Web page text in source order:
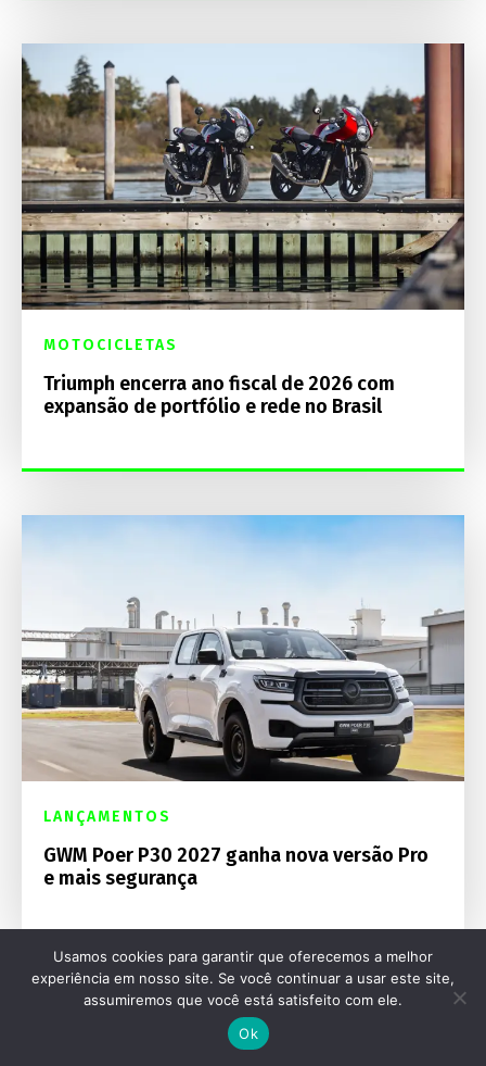
MOTOCICLETAS
Triumph encerra ano fiscal de 2026 com
expansão de portfólio e rede no Brasil
LANÇAMENTOS
GWM Poer P30 2027 ganha nova versão Pro
e mais segurança
Usamos cookies para garantir que oferecemos a melhor
experiência em nosso site. Se você continuar a usar este site,
assumiremos que você está satisfeito com ele.
Ok